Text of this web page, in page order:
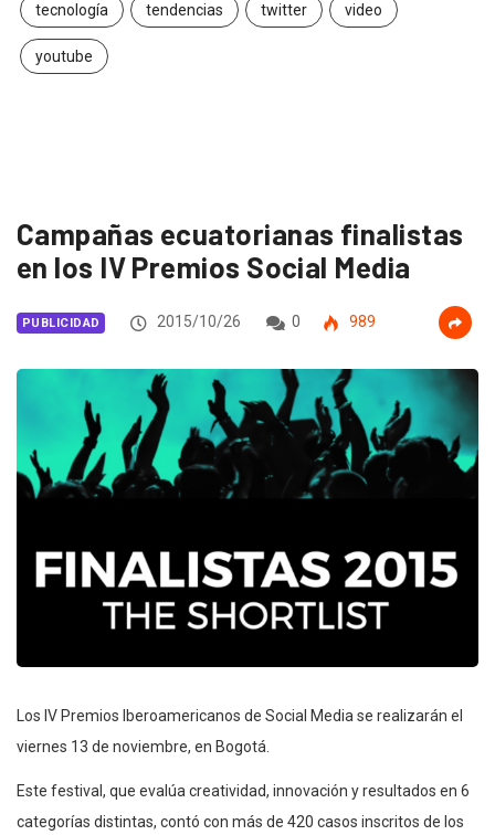
tecnología tendencias twitter video
youtube
Campañas ecuatorianas finalistas
en los IV Premios Social Media
PUBLICIDAD 2015/10/26 0 989
Los IV Premios Iberoamericanos de Social Media se realizarán el
viernes 13 de noviembre, en Bogotá.
Este festival, que evalúa creatividad, innovación y resultados en 6
categorías distintas, contó con más de 420 casos inscritos de los